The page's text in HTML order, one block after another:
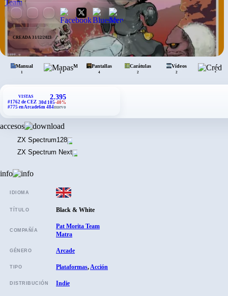
CREADA 31/12/2023
Manual
1 1
Pantallas
4
Carátulas
2
Vídeos
2 •
VISTAS
#1762 de CEZ
#775 en Arcade
2.395
30d 105-40%
6m 484nuevo
accesos
ZX Spectrum128
ZX Spectrum Next
info
IDIOMA
TÍTULO Black & White
COMPAÑÍA
Pat Morita Team
Matra
GÉNERO Arcade
TIPO Plataformas,Acción
DISTRIBUCIÓN Indie